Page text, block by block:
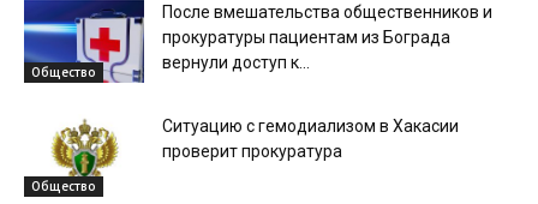
Общество
После вмешательства общественников и
прокуратуры пациентам из Бограда
вернули доступ к...
Общество
Ситуацию с гемодиализом в Хакасии
проверит прокуратура